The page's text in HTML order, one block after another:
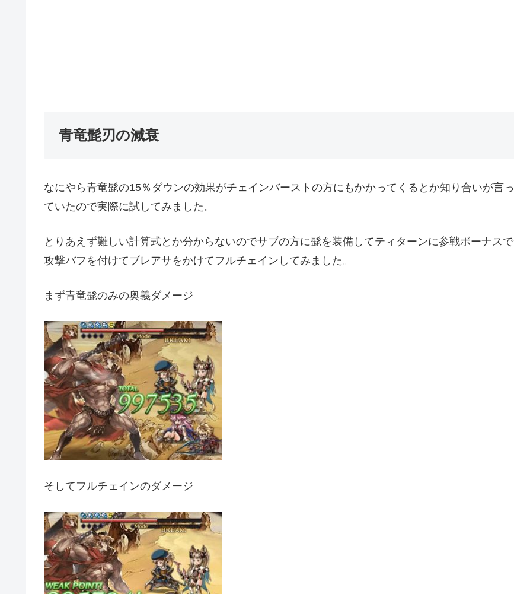
青竜髭刃の減衰
なにやら青竜髭の15％ダウンの効果がチェインバーストの方にもかかってくるとか知り合いが言っ
ていたので実際に試してみました。
とりあえず難しい計算式とか分からないのでサブの方に髭を装備してティターンに参戦ボーナスで
攻撃バフを付けてブレアサをかけてフルチェインしてみました。
まず青竜髭のみの奥義ダメージ
そしてフルチェインのダメージ